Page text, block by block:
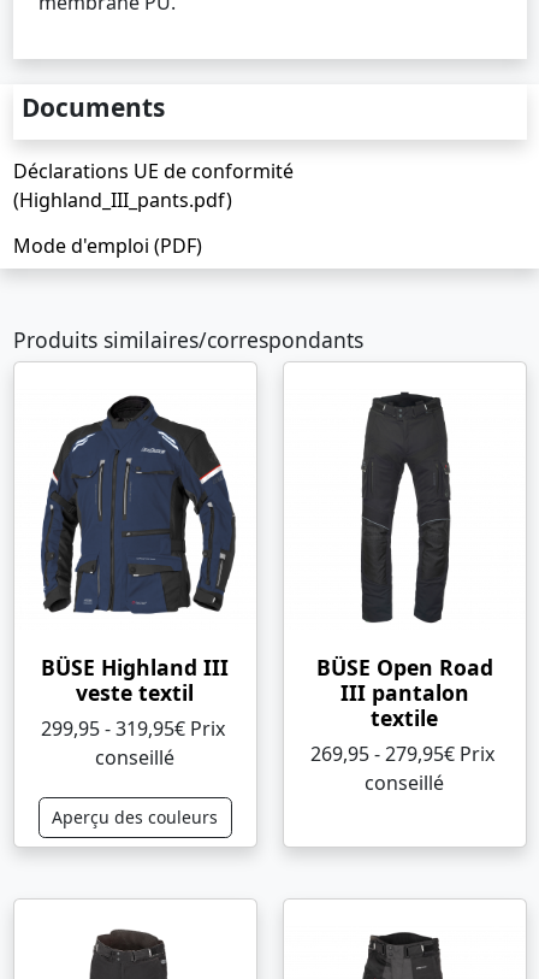
Documents
Déclarations UE de conformité
(Highland_III_pants.pdf)
Mode d'emploi (PDF)
Produits similaires/correspondants
BÜSE Highland III
veste textil
299,95 - 319,95€ Prix ​​
conseillé
Aperçu des couleurs
BÜSE Open Road
III pantalon
textile
269,95 - 279,95€ Prix ​​
conseillé